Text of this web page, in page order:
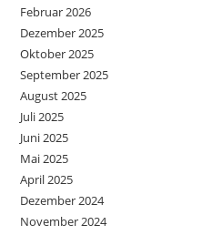
Februar 2026
Dezember 2025
Oktober 2025
September 2025
August 2025
Juli 2025
Juni 2025
Mai 2025
April 2025
Dezember 2024
November 2024